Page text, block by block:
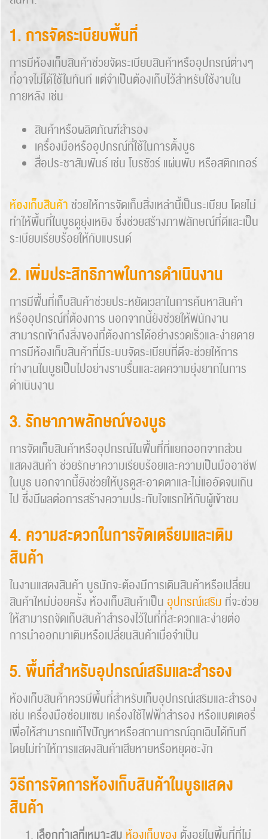
1. การจัดระเบียบพื้นที่
การมีห้องเก็บสินค้าช่วยจัดระเบียบสินค้าหรืออุปกรณ์ต่างๆ
ที่อาจไม่ได้ใช้ในทันที แต่จำเป็นต้องเก็บไว้สำหรับใช้งานใน
ภายหลัง เช่น
สินค้าหรือผลิตภัณฑ์สำรอง
เครื่องมือหรืออุปกรณ์ที่ใช้ในการตั้งบูธ
สื่อประชาสัมพันธ์ เช่น โบรชัวร์ แผ่นพับ หรือสติกเกอร์
ห้องเก็บสินค้าช่วยให้การจัดเก็บสิ่งเหล่านี้เป็นระเบียบ โดยไม่
ทำให้พื้นที่ในบูธดูยุ่งเหยิง ซึ่งช่วยสร้างภาพลักษณ์ที่ดีและเป็น
ระเบียบเรียบร้อยให้กับแบรนด์
2. เพิ่มประสิทธิภาพในการดำเนินงาน
การมีพื้นที่เก็บสินค้าช่วยประหยัดเวลาในการค้นหาสินค้า
หรืออุปกรณ์ที่ต้องการ นอกจากนี้ยังช่วยให้พนักงาน
สามารถเข้าถึงสิ่งของที่ต้องการได้อย่างรวดเร็วและง่ายดาย
การมีห้องเก็บสินค้าที่มีระบบจัดระเบียบที่ดีจะช่วยให้การ
ทำงานในบูธเป็นไปอย่างราบรื่นและลดความยุ่งยากในการ
ดำเนินงาน
3. รักษาภาพลักษณ์ของบูธ
การจัดเก็บสินค้าหรืออุปกรณ์ในพื้นที่ที่แยกออกจากส่วน
แสดงสินค้า ช่วยรักษาความเรียบร้อยและความเป็นมืออาชีพ
ในบูธ นอกจากนี้ยังช่วยให้บูธดูสะอาดตาและไม่แออัดจนเกิน
ไป ซึ่งมีผลต่อการสร้างความประทับใจแรกให้กับผู้เข้าชม
4. ความสะดวกในการจัดเตรียมและเติม
สินค้า
ในงานแสดงสินค้า บูธมักจะต้องมีการเติมสินค้าหรือเปลี่ยน
สินค้าใหม่บ่อยครั้ง ห้องเก็บสินค้าเป็น อุปกรณ์เสริม ที่จะช่วย
ให้สามารถจัดเก็บสินค้าสำรองไว้ในที่ที่สะดวกและง่ายต่อ
การนำออกมาเติมหรือเปลี่ยนสินค้าเมื่อจำเป็น
5. พื้นที่สำหรับอุปกรณ์เสริมและสำรอง
ห้องเก็บสินค้าควรมีพื้นที่สำหรับเก็บอุปกรณ์เสริมและสำรอง
เช่น เครื่องมือซ่อมแซม เครื่องใช้ไฟฟ้าสำรอง หรือแบตเตอรี่
เพื่อให้สามารถแก้ไขปัญหาหรือสถานการณ์ฉุกเฉินได้ทันที
โดยไม่ทำให้การแสดงสินค้าเสียหายหรือหยุดชะงัก
วิธีการจัดการห้องเก็บสินค้าในบูธแสดง
สินค้า